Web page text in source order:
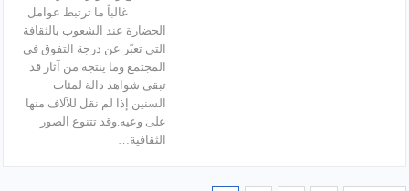
غالباً ما ترتبط عوامل
الحضارة عند الشعوب بالثقافة
التي تعبّر عن درجة التفوق في
المجتمع وما ينتجه من آثار قد
تبقى شواهد دالة لمئات
السنين إذا لم نقل للآلاف منها
على وعيه.وقد تتنوع الصور
الثقافية…